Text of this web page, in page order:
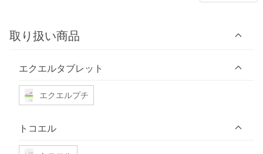
取り扱い商品
エクエルタブレット
エクエルプチ
トコエル